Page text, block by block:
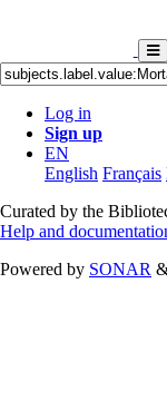
Log in
Sign up
EN
English Français
Curated by the
Help and
Powered by SONAR